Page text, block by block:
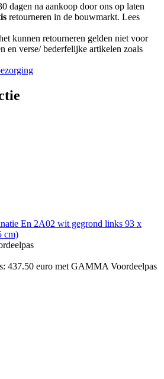
dagen na aankoop door ons op laten
retourneren in de bouwmarkt. Lees
kunnen retourneren gelden niet voor
en verse/ bederfelijke artikelen zoals
En 2A02 wit gegrond links 93 x
cm)
437.50 euro met GAMMA Voordeelpas